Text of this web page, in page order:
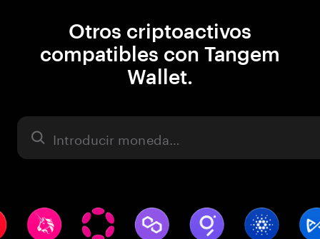
Otros criptoactivos
compatibles con Tangem
Wallet.
Activo